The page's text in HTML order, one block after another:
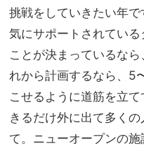
挑戦をしていきたい年
気にサポートされてい
ことが決まっているな
れから計画するなら、5
こせるように道筋を立
きるだけ外に出て多く
て。ニューオープンの